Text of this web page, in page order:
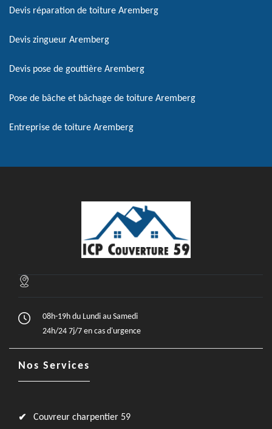
Devis réparation de toiture Aremberg
Devis zingueur Aremberg
Devis pose de gouttière Aremberg
Pose de bâche et bâchage de toiture Aremberg
Entreprise de toiture Aremberg
08h-19h du Lundi au Samedi
24h/24 7j/7 en cas d'urgence
Nos Services
Couvreur charpentier 59